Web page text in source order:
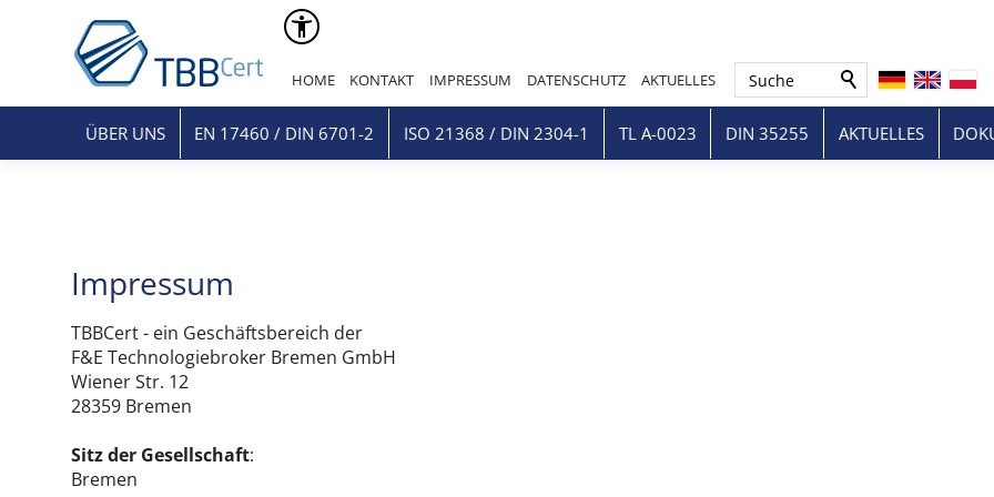
HOME KONTAKT IMPRESSUM DATENSCHUTZ AKTUELLES Suche
ÜBER UNS EN 17460 / DIN 6701-2 ISO 21368 / DIN 2304-1 TL A-0023 DIN 35255 AKTUELLES
Impressum
TBBCert - ein Geschäftsbereich der
F&E Technologiebroker Bremen GmbH
Wiener Str. 12
28359 Bremen
Sitz der Gesellschaft:
Bremen